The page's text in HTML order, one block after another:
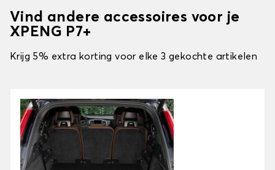
Vind andere accessoires voor je
XPENG P7+
Krijg 5% extra korting voor elke 3 gekochte artikelen